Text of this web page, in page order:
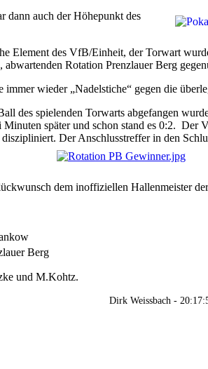
dann auch der Höhepunkt des
Element des VfB/Einheit, der Torwart
abwartenden Rotation Prenzlauer Berg
immer wieder „Nadelstiche“ gegen die
des spielenden Torwarts abgefangen
Minuten später und schon stand es 0:2. Der
Der Anschlusstreffer in den
dem inoffiziellen Hallenmeister
Berg
und M.Kohtz.
Dirk Weissbach -